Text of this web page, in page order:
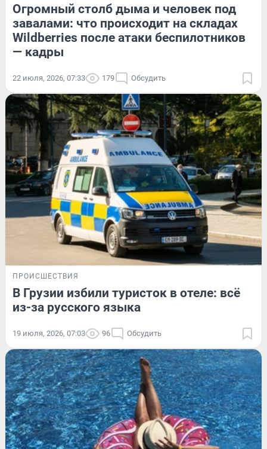
Огромный столб дыма и человек под
завалами: что происходит на складах
Wildberries после атаки беспилотников
— кадры
22 июля, 2026, 07:33 179 Обсудить
ПРОИСШЕСТВИЯ
В Грузии избили туристок в отеле: всё
из-за русского языка
19 июля, 2026, 07:03 96 Обсудить